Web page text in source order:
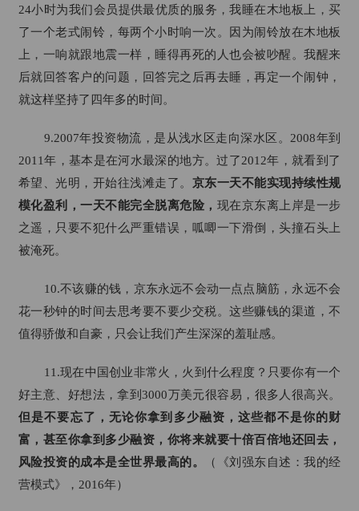
24小时为我们会员提供最优质的服务，我睡在木地板上，买
了一个老式闹铃，每两个小时响一次。因为闹铃放在木地板
上，一响就跟地震一样，睡得再死的人也会被吵醒。我醒来
后就回答客户的问题，回答完之后再去睡，再定一个闹钟，
就这样坚持了四年多的时间。
9.2007年投资物流，是从浅水区走向深水区。2008年到
2011年，基本是在河水最深的地方。过了2012年，就看到了
希望、光明，开始往浅滩走了。 京东一天不能实现持续性规
模化盈利，一天不能完全脱离危险， 现在京东离上岸是一步
之遥，只要不犯什么严重错误，呱唧一下滑倒，头撞石头上
被淹死。
10.不该赚的钱，京东永远不会动一点点脑筋，永远不会
花一秒钟的时间去思考要不要少交税。这些赚钱的渠道，不
值得骄傲和自豪，只会让我们产生深深的羞耻感。
11.现在中国创业非常火，火到什么程度？只要你有一个
好主意、好想法，拿到3000万美元很容易，很多人很高兴。
但是不要忘了，无论你拿到多少融资，这些都不是你的财
富，甚至你拿到多少融资，你将来就要十倍百倍地还回去，
风险投资的成本是全世界最高的。
（《刘强东自述：我的经
营模式》，2016年）